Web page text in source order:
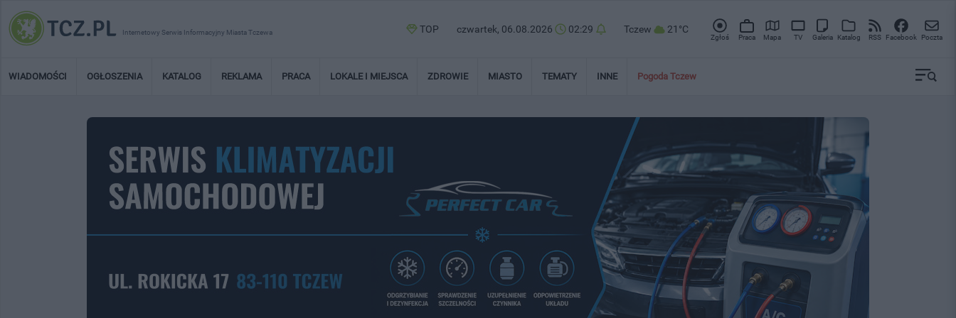
Internetowy Serwis Informacyjny Miasta Tczewa TOP czwartek, 06.08.2026 02:29 Tczew 21°C
Zgłoś Praca Mapa TV Galeria Katalog RSS Facebook Poczta
WIADOMOŚCI OGŁOSZENIA KATALOG REKLAMA PRACA LOKALE I MIEJSCA ZDROWIE MIASTO TEMATY INNE Pogoda Tczew